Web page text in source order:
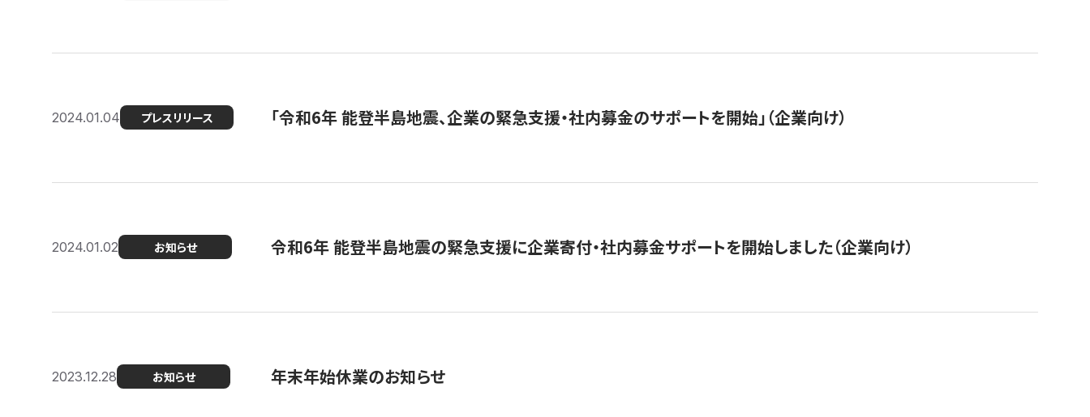
2024.01.04 プレスリリース 「令和6年 能登半島地震、企業の緊急支援・社内募金のサポートを開始」（企業向け）
2024.01.02 お知らせ 令和6年 能登半島地震の緊急支援に企業寄付・社内募金サポートを開始しました（企業向け）
2023.12.28 お知らせ 年末年始休業のお知らせ